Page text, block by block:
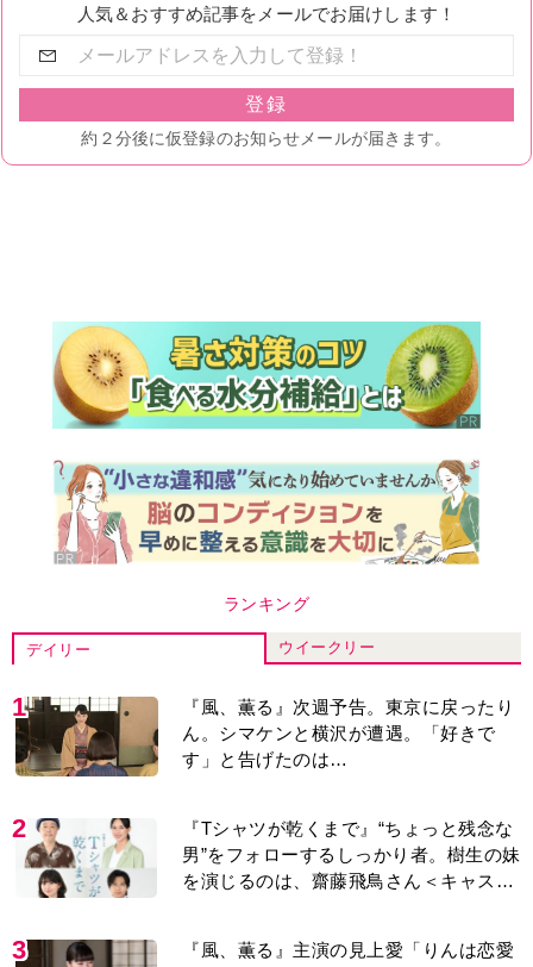
ランキング
デイリー ウイークリー
1
『風、薫る』次週予告。東京に戻ったり
ん。シマケンと横沢が遭遇。「好きで
す」と告げたのは…
2
『Tシャツが乾くまで』“ちょっと残念な
男”をフォローするしっかり者。樹生の妹
を演じるのは、齋藤飛鳥さん＜キャスト
3
『風、薫る』主演の見上愛「りんは恋愛